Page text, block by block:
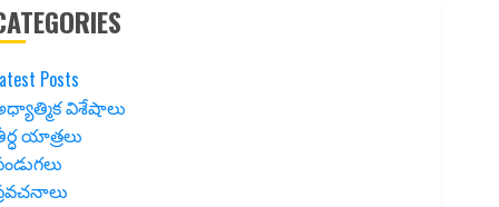
Posts
విశేషాలు
యాత్రలు